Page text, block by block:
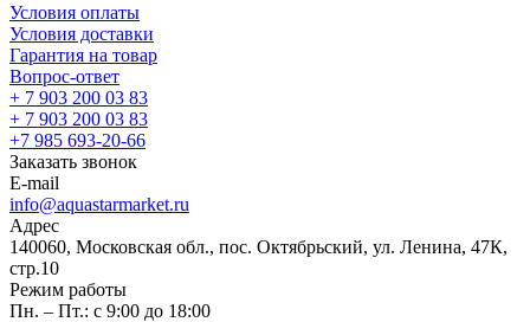
Условия оплаты
Условия доставки
Гарантия на товар
Вопрос-ответ
+ 7 903 200 03 83
+ 7 903 200 03 83
+7 985 693-20-66
Заказать звонок
E-mail
info@aquastarmarket.ru
Адрес
140060, Московская обл., пос. Октябрьский, ул. Ленина, 47К,
стр.10
Режим работы
Пн. – Пт.: с 9:00 до 18:00